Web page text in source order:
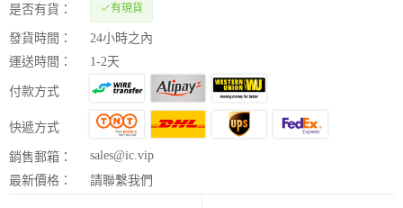
是否有貨： 有現貨
發貨時間：
24小時之內
運送時間：
1-2天
付款方式
快遞方式
銷售郵箱：
sales@ic.vip
最新價格：
請聯繫我們